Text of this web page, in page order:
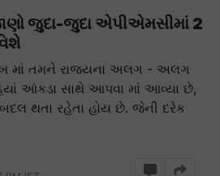
જુદા-જુદા એપીએમસીમાં 2
માં તમને રાજયના અલગ - અલગ
આંકડા સાથે આપવા માં આવ્યા છે,
થતા રહેતા હોય છે. જેની દરેક